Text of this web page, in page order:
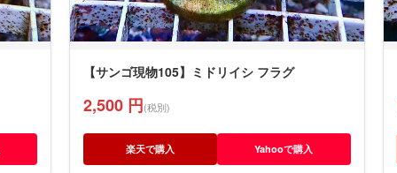
【サンゴ現物105】ミドリイシ フラグ
2,500 円(税別)
楽天で購入 Yahooで購入